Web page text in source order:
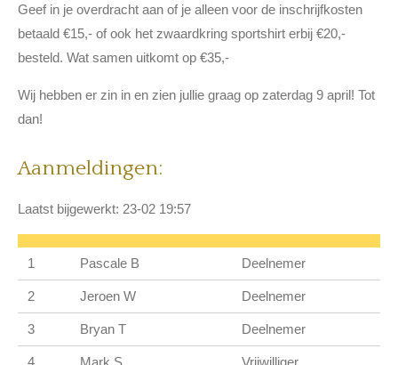
Geef in je overdracht aan of je alleen voor de inschrijfkosten
betaald €15,- of ook het zwaardkring sportshirt erbij €20,-
besteld. Wat samen uitkomt op €35,-
Wij hebben er zin in en zien jullie graag op zaterdag 9 april! Tot
dan!
Aanmeldingen:
Laatst bijgewerkt: 23-02 19:57
1 Pascale B Deelnemer
2 Jeroen W Deelnemer
3 Bryan T Deelnemer
4 Mark S Vrijwilliger